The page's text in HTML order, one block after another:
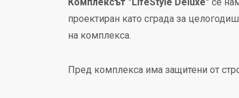
проектиран като сграда за
на комплекса.
Пред комплекса има защитени от